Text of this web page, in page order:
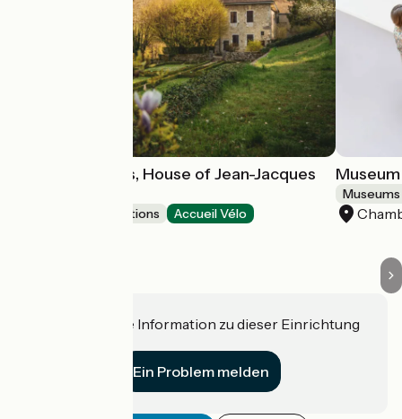
Les Charmettes, House of Jean-Jacques
Museums & attractions Accueil Vélo
Haben Sie eine Information zu dieser Einrichtung
Ein Problem melden